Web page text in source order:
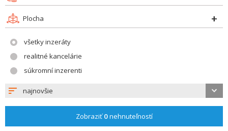
Plocha
všetky inzeráty
realitné kancelárie
súkromní inzerenti
najnovšie
Zobraziť0nehnuteľností